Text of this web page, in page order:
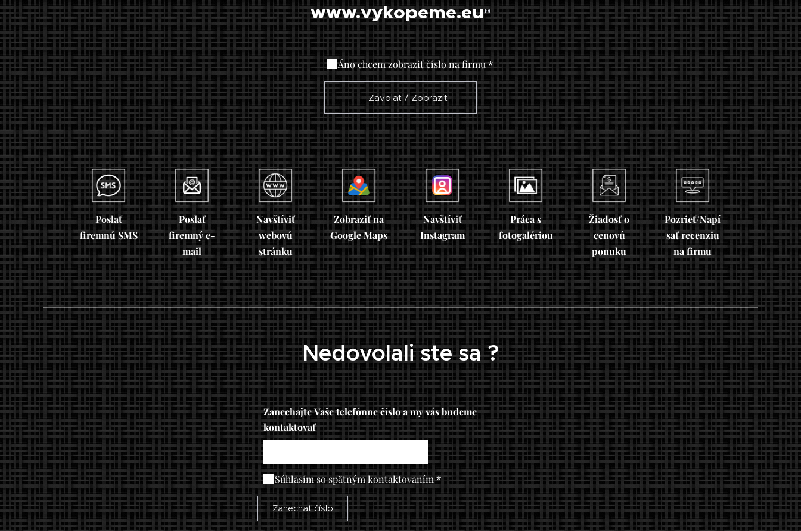
www.vykopeme.eu"
Áno chcem zobraziť číslo na firmu
☎ Zavolať / Zobraziť
Poslať
firemnú SMS
Poslať
firemný e-
mail
Navštíviť
webovú
stránku
Zobraziť na
Google Maps
Navštíviť
Instagram
Práca s
fotogalériou
Žiadosť o
cenovú
ponuku
Pozrieť/Napí
sať recenziu
na firmu
Nedovolali ste sa ?
Zanechajte Vaše telefónne číslo a my vás budeme
kontaktovať
Súhlasím so spätným kontaktovaním
Zanechať číslo